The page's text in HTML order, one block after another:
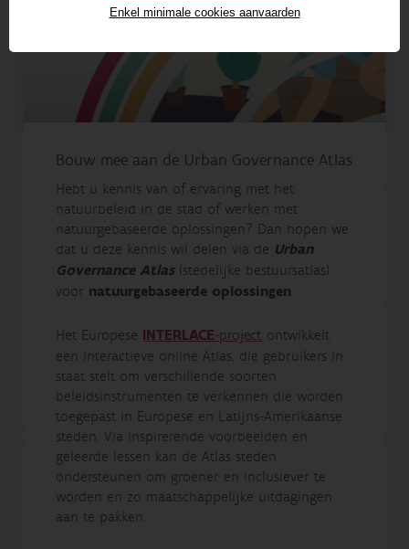
Enkel minimale cookies aanvaarden
Bouw mee aan de Urban Governance Atlas
Hebt u kennis van of ervaring met het
natuurbeleid in de stad of werken met
natuurgebaseerde oplossingen? Dan hopen we
dat u deze kennis wil delen via de Urban
Governance Atlas(stedelijke bestuursatlas)
voor natuurgebaseerde oplossingen.
Het Europese INTERLACE-project ontwikkelt
een interactieve online Atlas, die gebruikers in
staat stelt om verschillende soorten
beleidsinstrumenten te verkennen die worden
toegepast in Europese en Latijns-Amerikaanse
steden. Via inspirerende voorbeelden en
geleerde lessen kan de Atlas steden
ondersteunen om groener en inclusiever te
worden en zo maatschappelijke uitdagingen
aan te pakken.